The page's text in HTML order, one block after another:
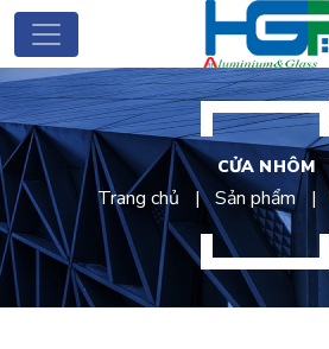
CỬA NHÔM
Trang chủ Sản phẩm